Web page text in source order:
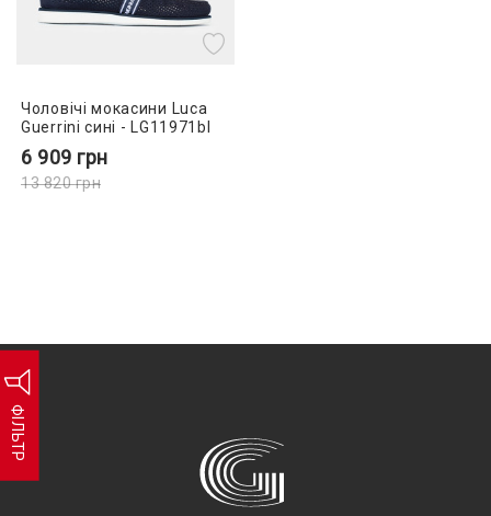
ФІЛЬТР
Чоловічі мокасини Luca
Guerrini сині - LG11971bl
6 909 грн
13 820грн